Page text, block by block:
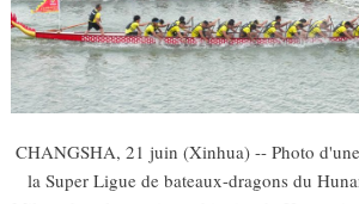
CHANGSHA, 21 juin (Xinhua) -- Photo
la Super Ligue de bateaux-dragons du